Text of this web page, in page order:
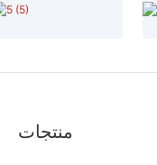
منتجات